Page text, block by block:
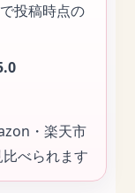
で投稿時点の
・楽天市
べられます